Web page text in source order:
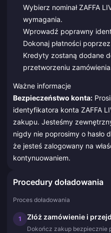
Wybierz nominał ZAFFA
wymagania.
Wprowadź poprawny
Dokonaj płatności
Kredyty zostaną dodane
przetworzeniu
Ważne informacje
Bezpieczeństwo konta:
identyfikatora konta ZAFFA
zakupu. Jesteśmy
nigdy nie poprosimy o hasło
że jesteś zalogowany na
kontynuowaniem.
Procedury doładowania
Proces doładowania
1 Złóż zamówienie i
Dokończ zakup bezpiecznie